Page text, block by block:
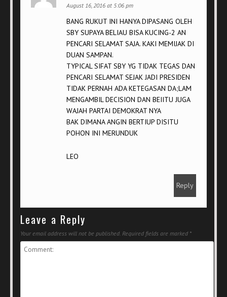
August 16, 2016 at 5:06 pm
BANG RUKUT INI HANYA DIPASANG OLEH
SBY SUPAYA BELIAU BISA KUCING-2 AN
PENCARI SELAMAT SAJA. KAKI MEMIJAK DI
DUAN SAMPAN.
TYPICAL SIFAT SBY YG TIDAK TEGAS DAN
PENCARI SELAMAT SEJAK JADI PRESIDEN
TIDAK PERNAH ADA KETEGASAN DA;LAM
MENGAMBIL DECISION DAN BEIITU JUGA
WAJAH PARTAI DEMOKRAT NYA
BAK DIMANA ANGIN BERTIUP DISITU
POHON INI MERUNDUK
LEO
Reply
Leave a Reply
Your email address will not be published. Required fields are marked *